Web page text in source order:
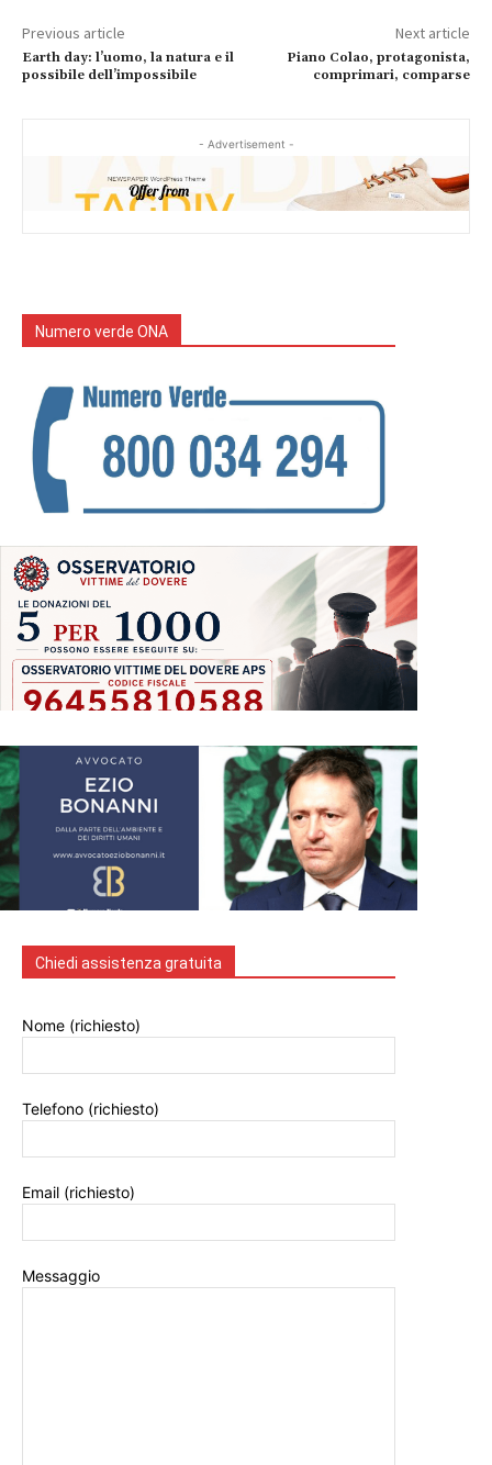
Previous article
Earth day: l’uomo, la natura e il
possibile dell’impossibile
Next article
Piano Colao, protagonista,
comprimari, comparse
- Advertisement -
Numero verde ONA
Chiedi assistenza gratuita
Nome (richiesto)
Telefono (richiesto)
Email (richiesto)
Messaggio